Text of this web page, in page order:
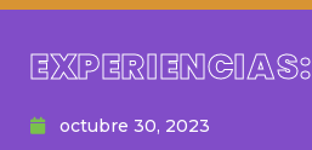
EXPERIENCIAS:
octubre 30, 2023